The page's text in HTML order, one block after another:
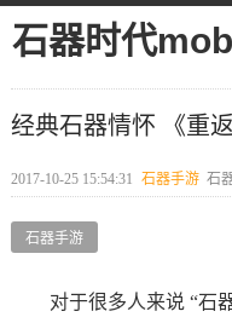
石器时代
经典石器情怀 《重
2017-10-25 15:54:31 石器手游 石
石器手游
对于很多人来说 “石器